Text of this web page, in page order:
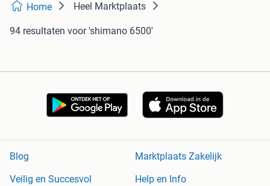
Home Heel Marktplaats
94 resultaten voor 'shimano 6500'
Blog
Marktplaats Zakelijk
Veilig en Succesvol
Help en Info